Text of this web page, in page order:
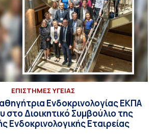
ΕΠΙΣΤΗΜΕΣ ΥΓΕΙΑΣ
Ενδοκρινολογίας ΕΚΠΑ
στο Διοικητικό Συμβούλιο της
Ενδοκρινολογικής Εταιρείας